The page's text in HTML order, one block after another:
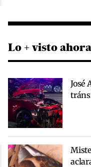
Lo + visto ahora
José